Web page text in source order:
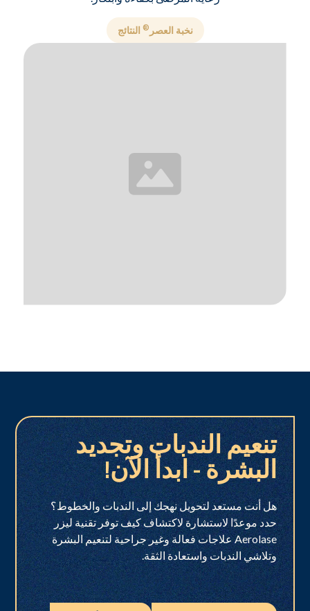
نخبة العصر ® النتائج
تنعيم الندبات وتجديد
البشرة - ابدأ الآن!
هل أنت مستعد لتحويل نهجك إلى الندبات والخطوط؟
حدد موعدًا لاستشارة لاكتشاف كيف توفر تقنية ليزر
Aerolase علاجات فعالة وغير جراحية لتنعيم البشرة
وتلاشي الندبات واستعادة الثقة.